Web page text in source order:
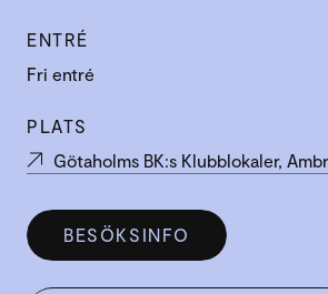
ENTRÉ
Fri entré
PLATS
Götaholms BK:s Klubblokaler,
BESÖKSINFO